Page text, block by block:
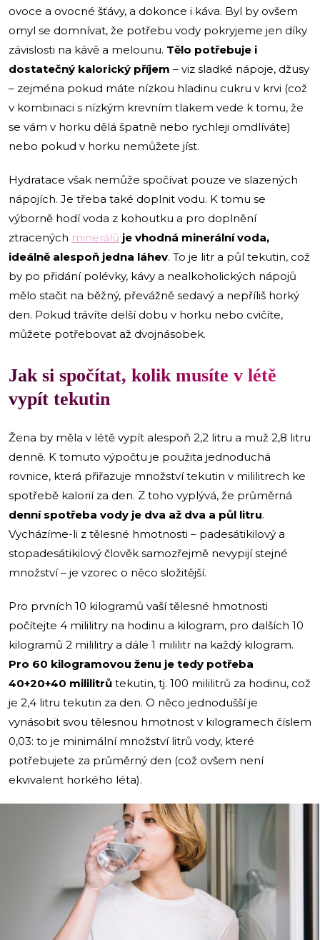
ovoce a ovocné šťávy, a dokonce i káva. Byl by ovšem
omyl se domnívat, že potřebu vody pokryjeme jen díky
závislosti na kávě a melounu. Tělo potřebuje i
dostatečný kalorický příjem – viz sladké nápoje, džusy
– zejména pokud máte nízkou hladinu cukru v krvi (což
v kombinaci s nízkým krevním tlakem vede k tomu, že
se vám v horku dělá špatně nebo rychleji omdlíváte)
nebo pokud v horku nemůžete jíst.
Hydratace však nemůže spočívat pouze ve slazených
nápojích. Je třeba také doplnit vodu. K tomu se
výborně hodí voda z kohoutku a pro doplnění
ztracených minerálů je vhodná minerální voda,
ideálně alespoň jedna láhev. To je litr a půl tekutin, což
by po přidání polévky, kávy a nealkoholických nápojů
mělo stačit na běžný, převážně sedavý a nepříliš horký
den. Pokud trávíte delší dobu v horku nebo cvičíte,
můžete potřebovat až dvojnásobek.
Jak si spočítat, kolik musíte v létě
vypít tekutin
Žena by měla v létě vypít alespoň 2,2 litru a muž 2,8 litru
denně. K tomuto výpočtu je použita jednoduchá
rovnice, která přiřazuje množství tekutin v mililitrech ke
spotřebě kalorií za den. Z toho vyplývá, že průměrná
denní spotřeba vody je dva až dva a půl litru.
Vycházíme-li z tělesné hmotnosti – padesátikilový a
stopadesátikilový člověk samozřejmě nevypijí stejné
množství – je vzorec o něco složitější.
Pro prvních 10 kilogramů vaší tělesné hmotnosti
počítejte 4 mililitry na hodinu a kilogram, pro dalších 10
kilogramů 2 mililitry a dále 1 mililitr na každý kilogram.
Pro 60 kilogramovou ženu je tedy potřeba
40+20+40 mililitrů tekutin, tj. 100 mililitrů za hodinu, což
je 2,4 litru tekutin za den. O něco jednodušší je
vynásobit svou tělesnou hmotnost v kilogramech číslem
0,03: to je minimální množství litrů vody, které
potřebujete za průměrný den (což ovšem není
ekvivalent horkého léta).